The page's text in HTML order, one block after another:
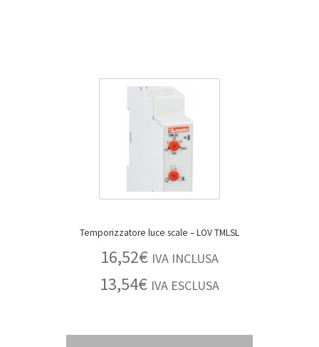
Temporizzatore luce scale – LOV TMLSL
16,52€ IVA INCLUSA
13,54€ IVA ESCLUSA